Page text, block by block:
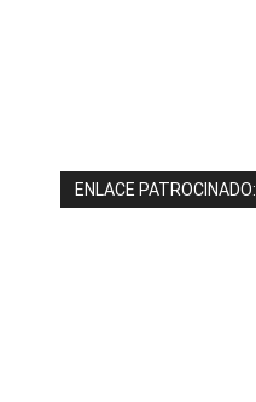
ENLACE PATROCINADO: